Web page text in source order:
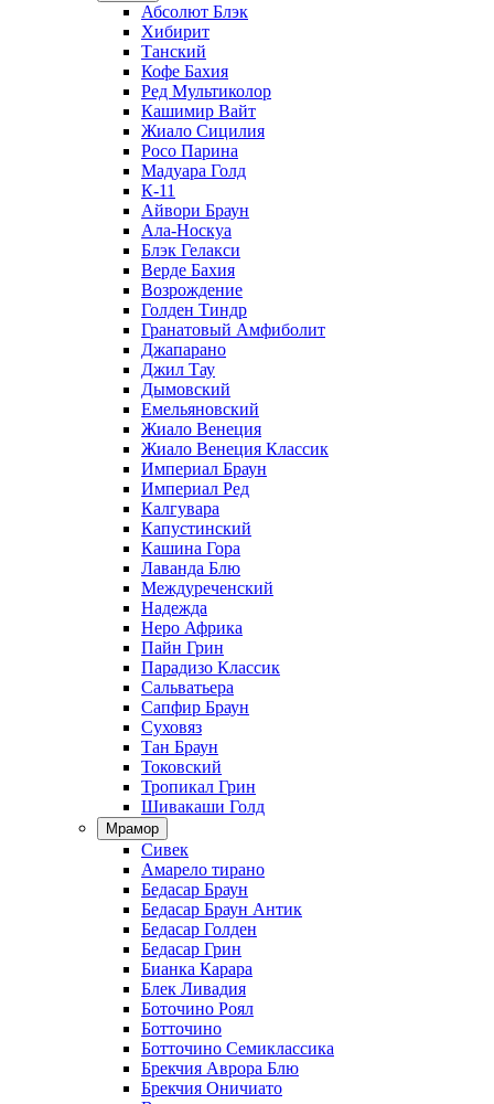
Абсолют Блэк
Хибирит
Танский
Кофе Бахия
Ред Мультиколор
Кашимир Вайт
Жиало Сицилия
Росо Парина
Мадуара Голд
К-11
Айвори Браун
Ала-Носкуа
Блэк Гелакси
Верде Бахия
Возрождение
Голден Тиндр
Гранатовый Амфиболит
Джапарано
Джил Тау
Дымовский
Емельяновский
Жиало Венеция
Жиало Венеция Классик
Империал Браун
Империал Ред
Калгувара
Капустинский
Кашина Гора
Лаванда Блю
Междуреченский
Надежда
Неро Африка
Пайн Грин
Парадизо Классик
Сальватьера
Сапфир Браун
Суховяз
Тан Браун
Токовский
Тропикал Грин
Шивакаши Голд
Мрамор
Сивек
Амарело тирано
Бедасар Браун
Бедасар Браун Антик
Бедасар Голден
Бедасар Грин
Бианка Карара
Блек Ливадия
Боточино Роял
Ботточино
Ботточино Семиклассика
Брекчия Аврора Блю
Брекчия Оничиато